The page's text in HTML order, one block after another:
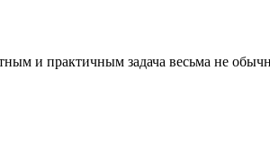
и практичным задача весьма не